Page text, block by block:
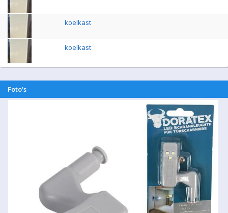
koelkast
koelkast
Foto's